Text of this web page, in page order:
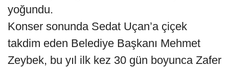
yoğundu.
Konser sonunda Sedat Uçan’a çiçek
takdim eden Belediye Başkanı Mehmet
Zeybek, bu yıl ilk kez 30 gün boyunca Zafer